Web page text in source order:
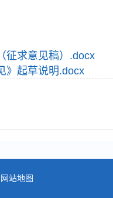
征求意见稿）.docx
》起草说明.docx
网站地图